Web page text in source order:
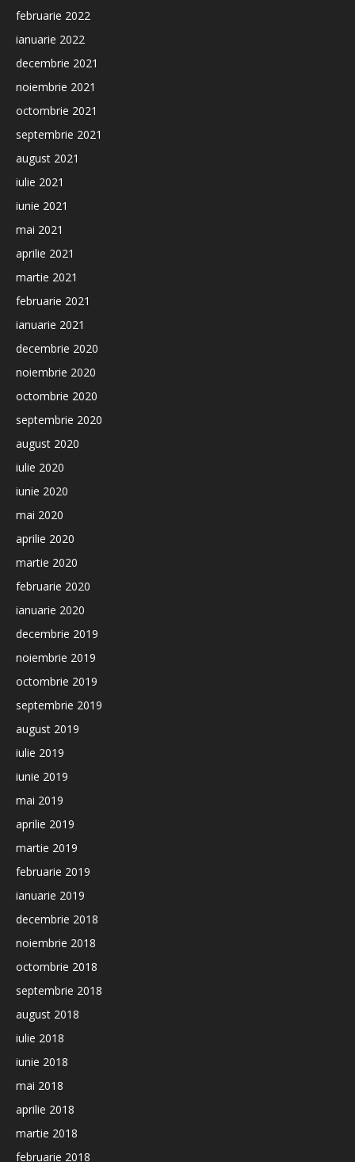
februarie 2022
ianuarie 2022
decembrie 2021
noiembrie 2021
octombrie 2021
septembrie 2021
august 2021
iulie 2021
iunie 2021
mai 2021
aprilie 2021
martie 2021
februarie 2021
ianuarie 2021
decembrie 2020
noiembrie 2020
octombrie 2020
septembrie 2020
august 2020
iulie 2020
iunie 2020
mai 2020
aprilie 2020
martie 2020
februarie 2020
ianuarie 2020
decembrie 2019
noiembrie 2019
octombrie 2019
septembrie 2019
august 2019
iulie 2019
iunie 2019
mai 2019
aprilie 2019
martie 2019
februarie 2019
ianuarie 2019
decembrie 2018
noiembrie 2018
octombrie 2018
septembrie 2018
august 2018
iulie 2018
iunie 2018
mai 2018
aprilie 2018
martie 2018
februarie 2018